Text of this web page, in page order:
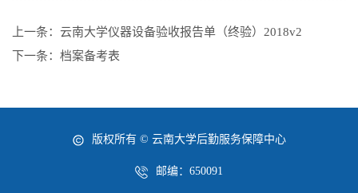
上一条： 云南大学仪器设备验收报告单（终验）2018v2
下一条： 档案备考表
版权所有 © 云南大学后勤服务保障中心
邮编：650091